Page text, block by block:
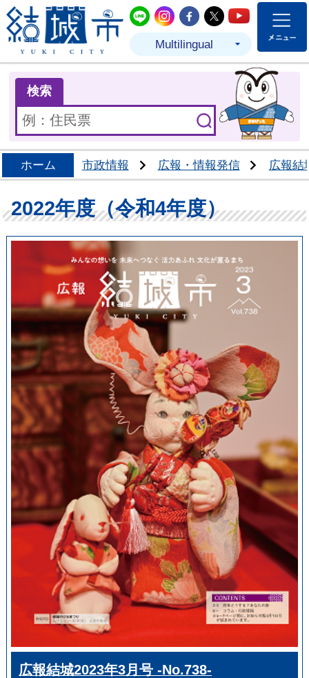
結城市公式LINE
結城市公式Instagram
結城市公式
結城市公式
結城市
Multilingual
検索
ホーム 市政情報 広報・情報発信 広報結
2022年度（令和4年度）
広報結城2023年3月号 -No.738-